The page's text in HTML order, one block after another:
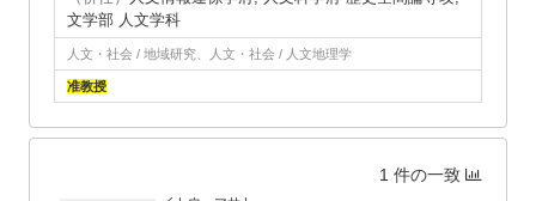
文学部 人文学科
人文・社会 / 地域研究、人文・社会 / 人文地理学
准教授
1 件の一致